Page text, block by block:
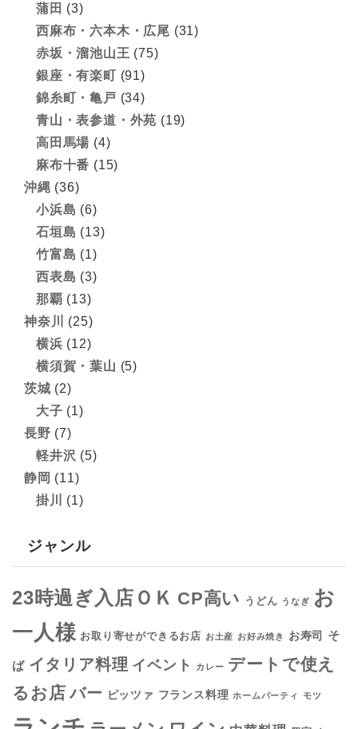
蒲田 (3)
西麻布・六本木・広尾 (31)
赤坂・溜池山王 (75)
銀座・有楽町 (91)
錦糸町・亀戸 (34)
青山・表参道・外苑 (19)
高田馬場 (4)
麻布十番 (15)
沖縄 (36)
小浜島 (6)
石垣島 (13)
竹富島 (1)
西表島 (3)
那覇 (13)
神奈川
(25)
横浜 (12)
横須賀・葉山 (5)
茨城 (2)
大子 (1)
長野 (7)
軽井沢 (5)
静岡 (11)
掛川
(1)
ジャンル
23時過ぎ入店ＯＫ CP高い うどん うなぎ お
一人様 お取り寄せができるお店 お土産 お好み焼き お寿司 そ
ば イタリア料理 イベント カレー デートで使え
るお店 バー ピッツァ フランス料理 ホームパーティ モツ